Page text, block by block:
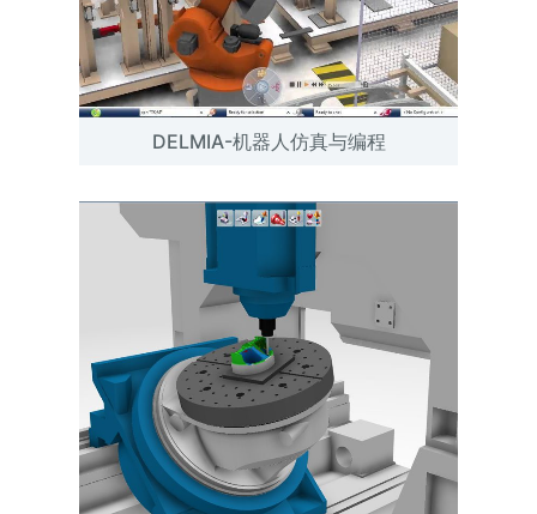
DELMIA-机器人仿真与编程